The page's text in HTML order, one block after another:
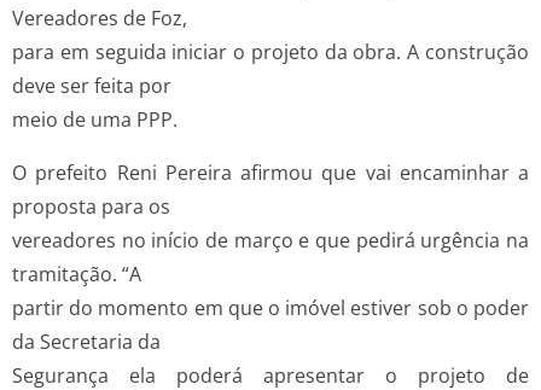
Vereadores de Foz,
para em seguida iniciar o projeto da obra. A construção
deve ser feita por
meio de uma PPP.
O prefeito Reni Pereira afirmou que vai encaminhar a
proposta para os
vereadores no início de março e que pedirá urgência na
tramitação. “A
partir do momento em que o imóvel estiver sob o poder
da Secretaria da
Segurança ela poderá apresentar o projeto de